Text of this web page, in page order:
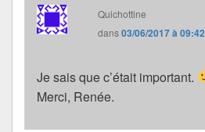
Quichottine
dans03/06/2017 à 09:42
Je sais que c’était important.
Merci, Renée.